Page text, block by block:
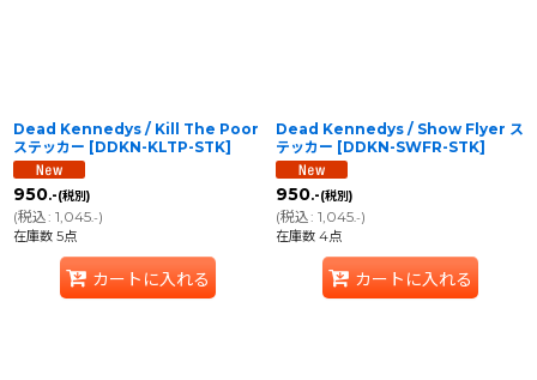
Dead Kennedys / Kill The Poor
ステッカー [DDKN-KLTP-STK]
950.-(税別)
(税込: 1,045.-)
在庫数 5点
カートに入れる
Dead Kennedys / Show Flyer ス
テッカー [DDKN-SWFR-STK]
950.-(税別)
(税込: 1,045.-)
在庫数 4点
カートに入れる